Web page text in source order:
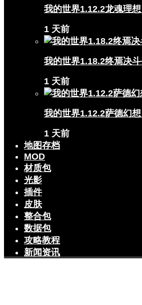
我的世界1.12.2龙魂理
1 天前
我的世界1.18.2终焉决
1 天前
我的世界1.12.2萨德幻
1 天前
地图存档
MOD
材质包
光影
插件
皮肤
整合包
数据包
攻略教程
新闻资讯